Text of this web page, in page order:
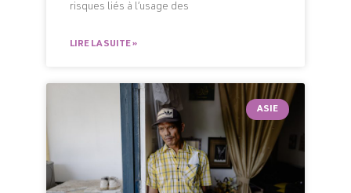
risques liés à l’usage des
LIRE LA SUITE »
ASIE